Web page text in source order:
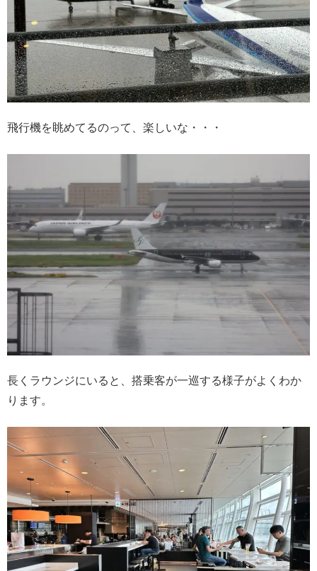
飛行機を眺めてるのって、楽しいな・・・
長くラウンジにいると、搭乗客が一巡する様子がよくわか
ります。